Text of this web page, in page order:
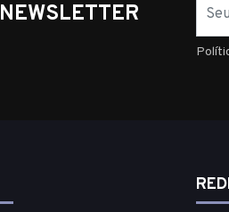
NEWSLETTER